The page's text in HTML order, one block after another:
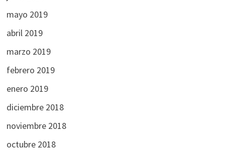
mayo 2019
abril 2019
marzo 2019
febrero 2019
enero 2019
diciembre 2018
noviembre 2018
octubre 2018